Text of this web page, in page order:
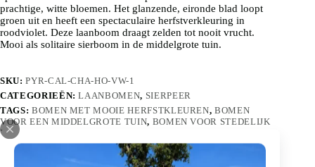
prachtige, witte bloemen. Het glanzende, eironde blad loopt
groen uit en heeft een spectaculaire herfstverkleuring in
roodviolet. Deze laanboom draagt zelden tot nooit vrucht.
Mooi als solitaire sierboom in de middelgrote tuin.
SKU:PYR-CAL-CHA-HO-VW-1
CATEGORIEËN:LAANBOMEN, SIERPEER
TAGS: BOMEN MET MOOIE HERFSTKLEUREN,BOMEN
VOOR EEN MIDDELGROTE TUIN, BOMEN VOOR STEDELIJK
KLIMAAT